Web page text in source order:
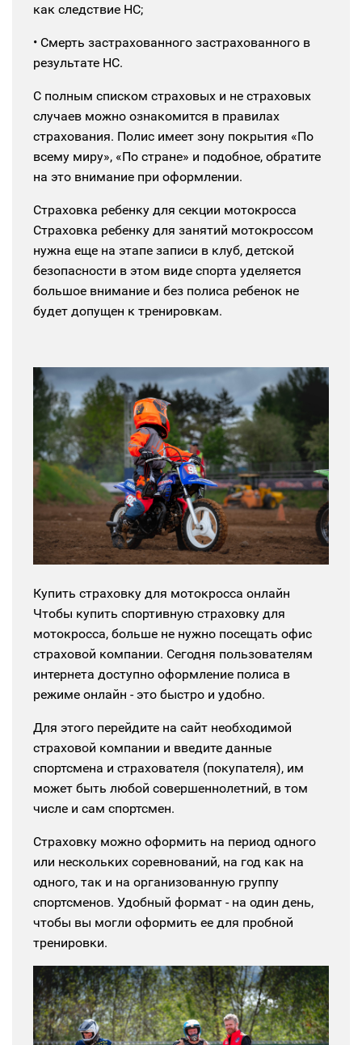
как следствие НС;
• Смерть застрахованного застрахованного в
результате НС.
С полным списком страховых и не страховых
случаев можно ознакомится в правилах
страхования. Полис имеет зону покрытия «По
всему миру», «По стране» и подобное, обратите
на это внимание при оформлении.
Страховка ребенку для секции мотокросса
Страховка ребенку для занятий мотокроссом
нужна еще на этапе записи в клуб, детской
безопасности в этом виде спорта уделяется
большое внимание и без полиса ребенок не
будет допущен к тренировкам.
Купить страховку для мотокросса онлайн
Чтобы купить спортивную страховку для
мотокросса, больше не нужно посещать офис
страховой компании. Сегодня пользователям
интернета доступно оформление полиса в
режиме онлайн - это быстро и удобно.
Для этого перейдите на сайт необходимой
страховой компании и введите данные
спортсмена и страхователя (покупателя), им
может быть любой совершеннолетний, в том
числе и сам спортсмен.
Страховку можно оформить на период одного
или нескольких соревнований, на год как на
одного, так и на организованную группу
спортсменов. Удобный формат - на один день,
чтобы вы могли оформить ее для пробной
тренировки.